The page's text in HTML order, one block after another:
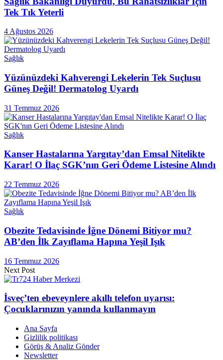
Tek Tık Yeterli
4 Ağustos 2026
Sağlık
Yüzünüzdeki Kahverengi Lekelerin Tek Suçlusu
Güneş Değil! Dermatolog Uyardı
31 Temmuz 2026
Sağlık
Kanser Hastalarına Yargıtay’dan Emsal Nitelikte
Karar! O İlaç SGK’nın Geri Ödeme Listesine Alındı
22 Temmuz 2026
Sağlık
Obezite Tedavisinde İğne Dönemi Bitiyor mu?
AB’den İlk Zayıflama Hapına Yeşil Işık
16 Temmuz 2026
Next Post
İsveç’ten ebeveynlere akıllı telefon uyarısı:
Çocuklarınızın yanında kullanmayın
Ana Sayfa
Gizlilik politikası
Görüş & Analiz Gönder
Newsletter